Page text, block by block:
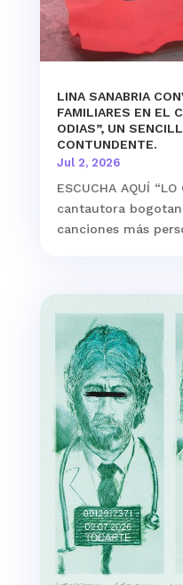
LINA SANABRIA
FAMILIARES EN EL
ODIAS”, UN
CONTUNDENTE.
Jul 2, 2026
ESCUCHA AQUÍ “LO
cantautora
canciones más